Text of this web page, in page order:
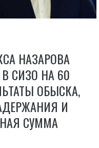
НАЗАРОВА
СИЗО НА 60
ОБЫСКА,
И
СУММА